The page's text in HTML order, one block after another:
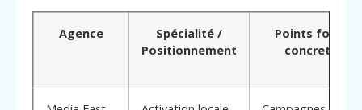
Agence
Spécialité /
Positionnement
Points forts
concrets